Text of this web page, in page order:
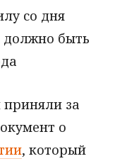
со дня
быть
за
о
, который